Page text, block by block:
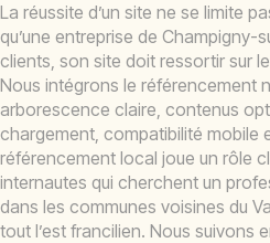
La réussite d’un site ne se limite
qu’une entreprise de
clients, son site doit ressortir sur
Nous intégrons le référencement
arborescence claire, contenus
chargement, compatibilité mobile
référencement local joue un rôle
internautes qui cherchent un
dans les communes voisines du
tout l’est francilien. Nous suivons